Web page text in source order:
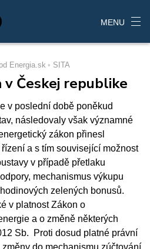
MENU
Energia.sk SITA
Českej republike
v poslední době poněkud
následovaly však významné
zákon přinesl
a s tím související možnost
v případě přetlaku
mechanismus výkupu
zelených bonusů.
v platnost Zákon o
a o změně některých
Sb. Proti dosud platné právní
do mechanismu zúčtování